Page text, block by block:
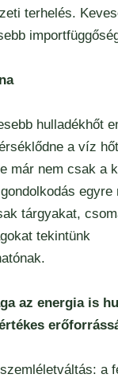
terhelés.
hulladékhőt
a víz
már nem csak a
egyre
tárgyakat,
tekintünk
az energia is
a